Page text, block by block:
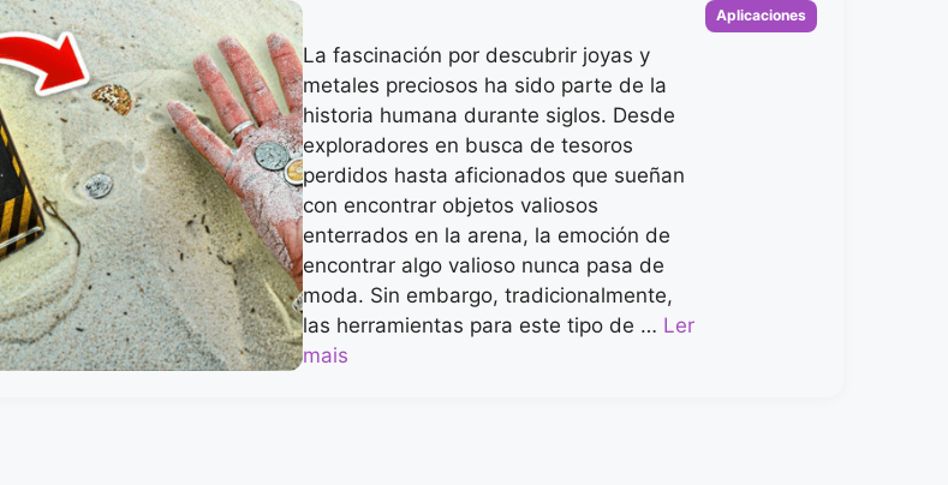
La fascinación por descubrir joyas y
metales preciosos ha sido parte de la
historia humana durante siglos. Desde
exploradores en busca de tesoros
perdidos hasta aficionados que sueñan
con encontrar objetos valiosos
enterrados en la arena, la emoción de
encontrar algo valioso nunca pasa de
moda. Sin embargo, tradicionalmente,
las herramientas para este tipo de … Ler
mais
Categorias
Aplicaciones